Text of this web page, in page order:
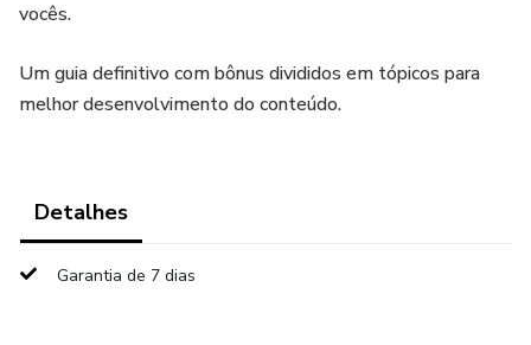
vocês.
Um guia definitivo com bônus divididos em tópicos para
melhor desenvolvimento do conteúdo.
Detalhes
Garantia de 7 dias